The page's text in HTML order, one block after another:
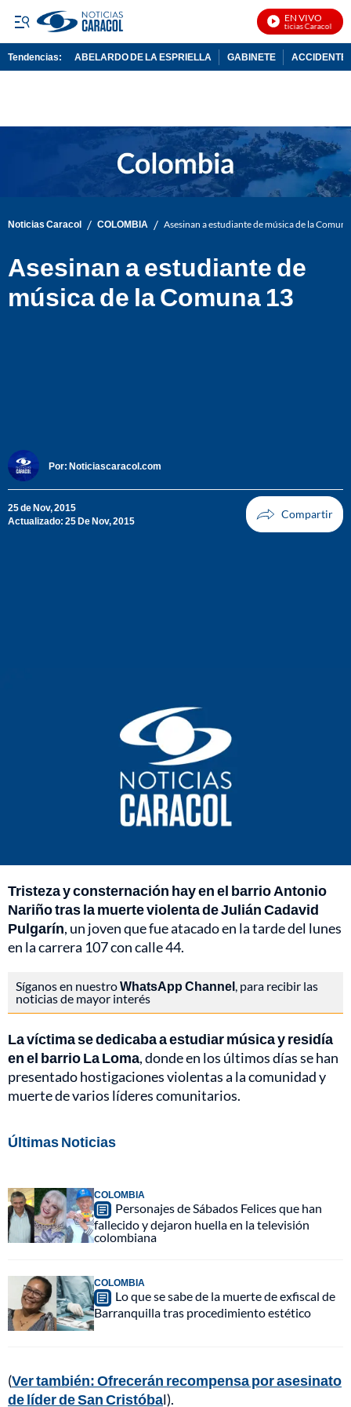
EN VIVO
Noticias Caracol En
Tendencias: ABELARDO DE LA ESPRIELLA GABINETE ACCIDENTE
Noticias Caracol / COLOMBIA / Asesinan a estudiante de música de la
Asesinan a estudiante de
música de la Comuna 13
Por: Noticiascaracol.com
25 de Nov, 2015
Actualizado: 25 De Nov, 2015
Tristeza y consternación hay en el barrio Antonio
Nariño tras la muerte violenta de Julián Cadavid
Pulgarín, un joven que fue atacado en la tarde del lunes
en la carrera 107 con calle 44.
Síganos en nuestroWhatsApp Channel, para recibir las
noticias de mayor interés
La víctima se dedicaba a estudiar música y residía
en el barrio La Loma, donde en los últimos días se han
presentado hostigaciones violentas a la comunidad y
muerte de varios líderes comunitarios.
Últimas Noticias
COLOMBIA
Personajes de Sábados Felices que han
fallecido y dejaron huella en la televisión
colombiana
COLOMBIA
Lo que se sabe de la muerte de exfiscal de
Barranquilla tras procedimiento estético
(Ver también: Ofrecerán recompensa por asesinato
de líder de San Cristóbal).